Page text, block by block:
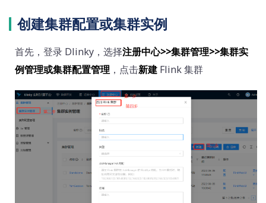
创建集群配置或集群实例
首先，登录 Dlinky，选择注册中心>>集群管理>>集群实
例管理或集群配置管理 ，点击新建 Flink 集群